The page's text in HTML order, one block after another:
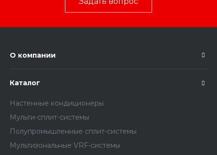
О компании
Каталог
Настенные кондиционеры
Мульти-сплит-системы
Полупромышленные сплит-системы
Мультизональные VRF-системы